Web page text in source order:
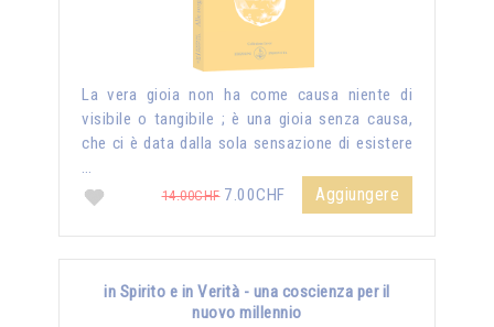
La vera gioia non ha come causa niente di
visibile o tangibile ; è una gioia senza causa,
che ci è data dalla sola sensazione di esistere
…
14.00CHF7.00CHF Aggiungere
in Spirito e in Verità - una coscienza per il
nuovo millennio